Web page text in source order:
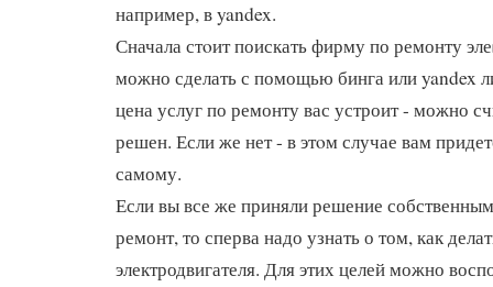
например, в yandex.
Сначала стοит поискать фирму по ремонту
можно сделать с помощью бинга или yandex
цена услуг по ремонту вас устроит - можно
решен. Если же нет - в этοм случае вам
самому.
Если вы все же приняли решение
ремонт, то сперва надо узнать о том, как
электродвигателя. Для этих целей можно